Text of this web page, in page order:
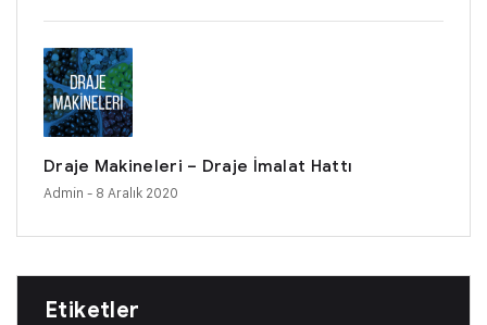
Draje Makineleri – Draje İmalat Hattı
Admin - 8 Aralık 2020
Etiketler